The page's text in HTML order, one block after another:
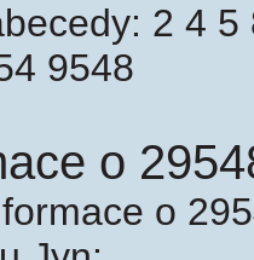
2 4
9548
o
o